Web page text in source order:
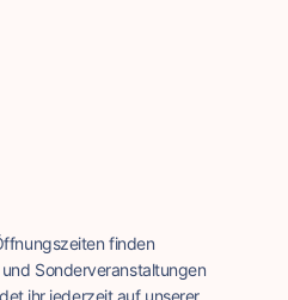
finden
Sonderveranstaltungen
ihr jederzeit auf unserer